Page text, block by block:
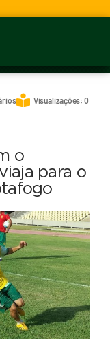
Visualizações: 0
o
para o